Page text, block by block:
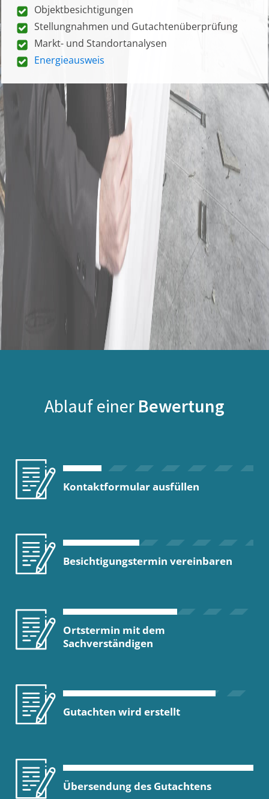
Objektbesichtigungen
Stellungnahmen und Gutachtenüberprüfung
Markt- und Standortanalysen
Energieausweis
Ablauf einer Bewertung
Kontaktformular ausfüllen
Besichtigungstermin vereinbaren
Ortstermin mit dem
Sachverständigen
Gutachten wird erstellt
Übersendung des Gutachtens